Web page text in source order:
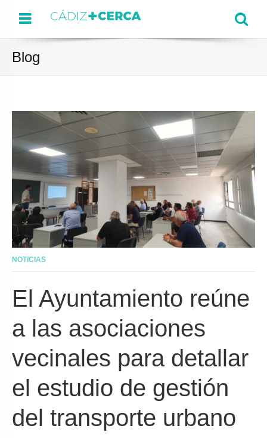
Menu
Blog
NOTICIAS
El Ayuntamiento reúne
a las asociaciones
vecinales para detallar
el estudio de gestión
del transporte urbano